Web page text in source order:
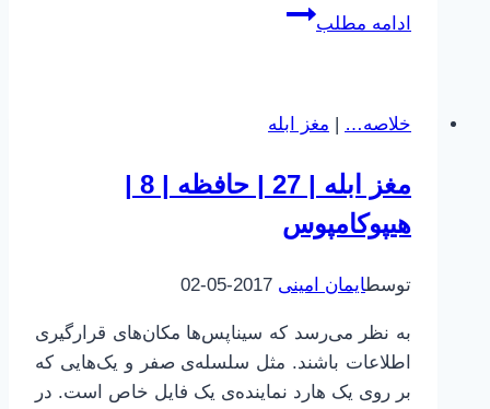
ادامه مطلب
چطور
|
انتقال
Transfer
خلاصه… | مغز ابله
مغز ابله | 27 | حافظه | 8 |
هیپوکامپوس
توسطایمان امینی 2017-05-02
به نظر می‌رسد که سیناپس‌ها مکان‌های قرارگیری
اطلاعات باشند. مثل سلسله‌ی صفر و یک‌هایی که
بر روی یک هارد نماینده‌ی یک فایل خاص است. در